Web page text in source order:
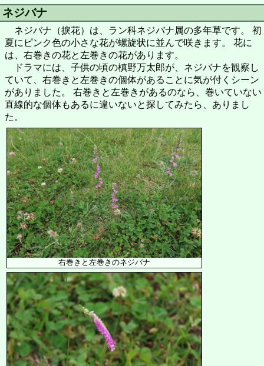
ネジバナ
ネジバナ（捩花）は、ラン科ネジバナ属の多年草です。 初
夏にピンク色の小さな花が螺旋状に並んで咲きます。 花に
は、右巻きの花と左巻きの花があります。
ドラマには、子供の頃の槙野万太郎が、ネジバナを観察し
ていて、右巻きと左巻きの個体があることに気が付くシーン
がありました。 右巻きと左巻きがあるのなら、巻いていない
直線的な個体もあるに違いないと探してみたら、ありまし
た。
右巻きと左巻きのネジバナ